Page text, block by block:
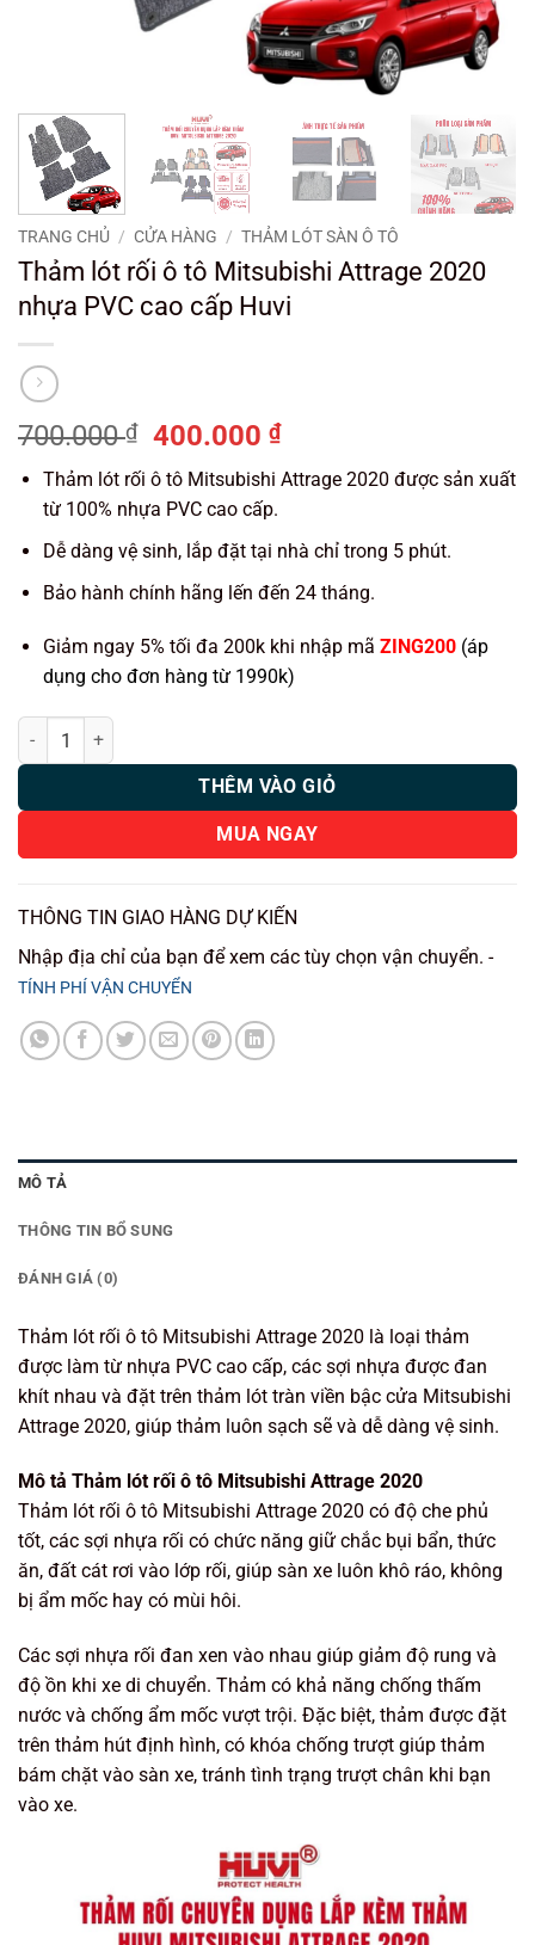
TRANG CHỦ / CỬA HÀNG / THẢM LÓT SÀN Ô TÔ
Thảm lót rối ô tô Mitsubishi Attrage 2020
nhựa PVC cao cấp Huvi
700.000₫
Giá
gốc
là:
700.000 ₫.
400.000₫Giá
hiện
tại
400.000 ₫.
Thảm lót rối ô tô Mitsubishi Attrage 2020 được sản xuất
từ 100% nhựa PVC cao cấp.
Dễ dàng vệ sinh, lắp đặt tại nhà chỉ trong 5 phút.
Bảo hành chính hãng lến đến 24 tháng.
Giảm ngay 5% tối đa 200k khi nhập mã ZING200 (áp
dụng cho đơn hàng từ 1990k)
Thảm lót rối ô tô Mitsubishi Attrage 2020 nhựa PVC cao cấp Huvi số
THÊM VÀO GIỎ
MUA NGAY
THÔNG TIN GIAO HÀNG DỰ KIẾN
Nhập địa chỉ của bạn để xem các tùy chọn vận chuyển. -
TÍNH PHÍ VẬN CHUYỂN
MÔ TẢ
THÔNG TIN BỔ SUNG
ĐÁNH GIÁ (0)
Thảm lót rối ô tô Mitsubishi Attrage 2020 là loại thảm
được làm từ nhựa PVC cao cấp, các sợi nhựa được đan
khít nhau và đặt trên thảm lót tràn viền bậc cửa Mitsubishi
Attrage 2020, giúp thảm luôn sạch sẽ và dễ dàng vệ sinh.
Mô tả Thảm lót rối ô tô Mitsubishi Attrage 2020
Thảm lót rối ô tô Mitsubishi Attrage 2020 có độ che phủ
tốt, các sợi nhựa rối có chức năng giữ chắc bụi bẩn, thức
ăn, đất cát rơi vào lớp rối, giúp sàn xe luôn khô ráo, không
bị ẩm mốc hay có mùi hôi.
Các sợi nhựa rối đan xen vào nhau giúp giảm độ rung và
độ ồn khi xe di chuyển. Thảm có khả năng chống thấm
nước và chống ẩm mốc vượt trội. Đặc biệt, thảm được đặt
trên thảm hút định hình, có khóa chống trượt giúp thảm
bám chặt vào sàn xe, tránh tình trạng trượt chân khi bạn
vào xe.